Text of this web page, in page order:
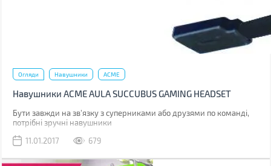
Огляди Навушники ACME
Навушники ACME AULA SUCCUBUS GAMING HEADSET
Бути завжди на зв'язку з суперниками або друзями по команді,
потрібні зручні навушники
11.01.2017
679